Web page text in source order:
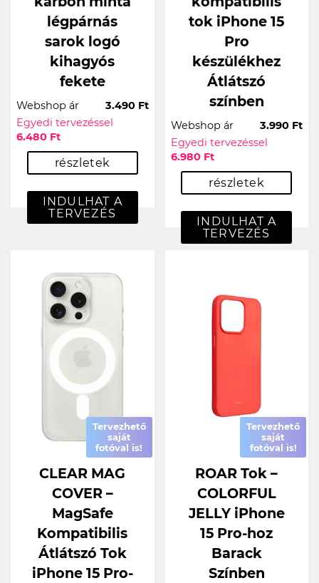
légpárnás
sarok logó
kihagyós
fekete
Webshop ár
3.490 Ft
Egyedi tervezéssel
6.480 Ft
részletek
INDULHAT A
TERVEZÉS
tok iPhone 15
Pro
készülékhez
Átlátszó
színben
Webshop ár
3.990 Ft
Egyedi tervezéssel
6.980 Ft
részletek
INDULHAT A
TERVEZÉS
Tervezhető
saját
fotóval is!
CLEAR MAG
COVER –
MagSafe
Kompatibilis
Átlátszó Tok
iPhone 15 Pro-
Tervezhető
saját
fotóval is!
ROAR Tok –
COLORFUL
JELLY iPhone
15 Pro-hoz
Barack
Színben